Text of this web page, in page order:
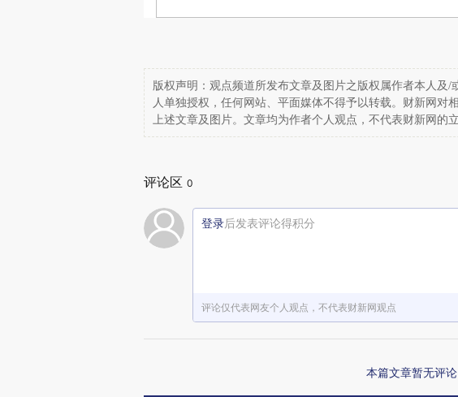
版权声明：观点频道所发布文章及图片之版权属作者本人及/
人单独授权，任何网站、平面媒体不得予以转载。财新网对
上述文章及图片。文章均为作者个人观点，不代表财新网的立
评论区 0
登录后发表评论得积分
评论仅代表网友个人观点，不代表财新网观点
本篇文章暂无评论